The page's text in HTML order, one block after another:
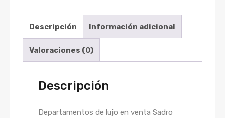
Descripción Información adicional
Valoraciones (0)
Descripción
Departamentos de lujo en venta Sadro